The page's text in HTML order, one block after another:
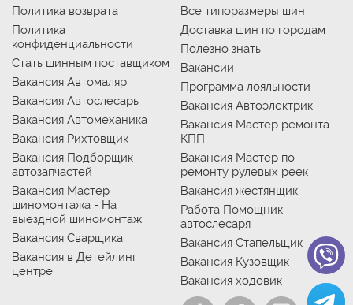
Политика возврата
Политика
конфиденциальности
Стать шинным поставщиком
Вакансия Автомаляр
Вакансия Автослесарь
Вакансия Автомеханика
Вакансия Рихтовщик
Вакансия Подборщик
автозапчастей
Вакансия Мастер
шиномонтажа - На
выездной шиномонтаж
Вакансия Сварщика
Вакансия в Детейлинг
центре
Все типоразмеры шин
Доставка шин по городам
Полезно знать
Вакансии
Программа лояльности
Вакансия Автоэлектрик
Вакансия Мастер ремонта
КПП
Вакансия Мастер по
ремонту рулевых реек
Вакансия жестянщик
Работа Помощник
автослесаря
Вакансия Стапельщик
Вакансия Кузовщик
Вакансия ходовик